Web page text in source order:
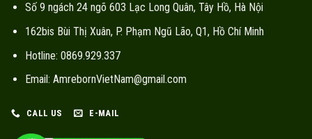
Số 9 ngách 24 ngõ 603 Lạc Long Quân, Tây Hồ, Hà Nội
162bis Bùi Thị Xuân, P. Phạm Ngũ Lão, Q1, Hồ Chí Minh
Hotline: 0869.929.337
Email: AmrebornVietNam@gmail.com
CALL US E-MAIL